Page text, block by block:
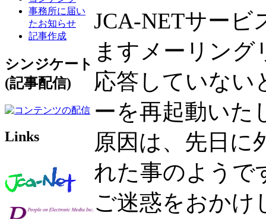
事務所に届い
たお知らせ
記事作成
シンジケート
(記事配信)
Links
JCA-NETサー
ますメーリング
応答していない
ーを再起動いた
原因は、先日に
れた事のようで
ご迷惑をおかけ